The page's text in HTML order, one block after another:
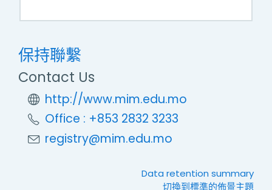
保持聯繫
Contact Us
http://www.mim.edu.mo
Office : +853 2832 3233
registry@mim.edu.mo
Data retention summary
切換到標準的佈景主題